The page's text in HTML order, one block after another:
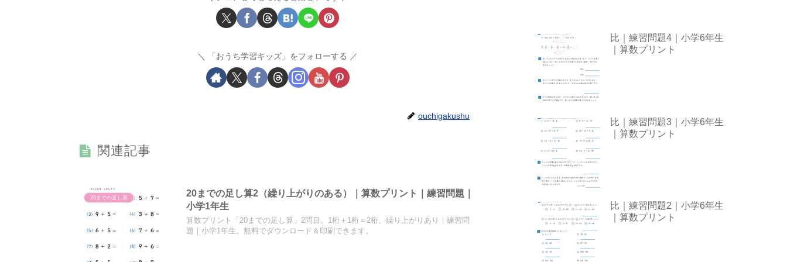
「おうち学習キッズ」をフォローする
ouchigakushu
関連記事
20までの足し算
20までの足し算2（繰り上がりのある）｜算数プリント｜練習問題｜
小学1年生
算数プリント「20までの足し算」2問目。1桁＋1桁＝2桁、繰り上がりあり｜練習問
題｜小学1年生。無料でダウンロード＆印刷できます。
比｜練習問題4｜小学6年生
｜算数プリント
比｜練習問題3｜小学6年生
｜算数プリント
比｜練習問題2｜小学6年生
｜算数プリント